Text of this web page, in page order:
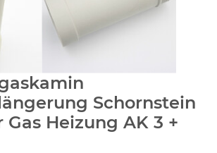
Schornstein
Heizung AK 3 +